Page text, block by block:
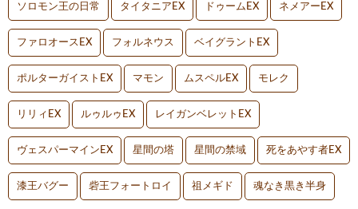
ソロモン王の日常 タイタニアEX ドゥームEX ネメアーEX
ファロオースEX フォルネウス ベイグラントEX
ポルターガイストEX マモン ムスペルEX モレク
リリィEX ルゥルゥEX レイガンベレットEX
ヴェスパーマインEX 星間の塔 星間の禁域 死をあやす者EX
漆王バグー 砦王フォートロイ 祖メギド 魂なき黒き半身